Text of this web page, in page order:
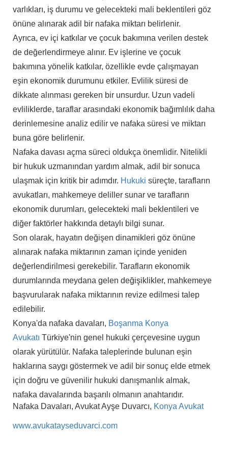
varlıkları, iş durumu ve gelecekteki mali beklentileri göz
önüne alınarak adil bir nafaka miktarı belirlenir.
Ayrıca, ev içi katkılar ve çocuk bakımına verilen destek
de değerlendirmeye alınır. Ev işlerine ve çocuk
bakımına yönelik katkılar, özellikle evde çalışmayan
eşin ekonomik durumunu etkiler. Evlilik süresi de
dikkate alınması gereken bir unsurdur. Uzun vadeli
evliliklerde, taraflar arasındaki ekonomik bağımlılık daha
derinlemesine analiz edilir ve nafaka süresi ve miktarı
buna göre belirlenir.
Nafaka davası açma süreci oldukça önemlidir. Nitelikli
bir hukuk uzmanından yardım almak, adil bir sonuca
ulaşmak için kritik bir adımdır. Hukuki süreçte, tarafların
avukatları, mahkemeye deliller sunar ve tarafların
ekonomik durumları, gelecekteki mali beklentileri ve
diğer faktörler hakkında detaylı bilgi sunar.
Son olarak, hayatın değişen dinamikleri göz önüne
alınarak nafaka miktarının zaman içinde yeniden
değerlendirilmesi gerekebilir. Tarafların ekonomik
durumlarında meydana gelen değişiklikler, mahkemeye
başvurularak nafaka miktarının revize edilmesi talep
edilebilir.
Konya'da nafaka davaları, Boşanma Konya
Avukatı Türkiye'nin genel hukuki çerçevesine uygun
olarak yürütülür. Nafaka taleplerinde bulunan eşin
haklarına saygı göstermek ve adil bir sonuç elde etmek
için doğru ve güvenilir hukuki danışmanlık almak,
nafaka davalarında başarılı olmanın anahtarıdır.
Nafaka Davaları, Avukat Ayşe Duvarcı, Konya Avukat
www.avukatayseduvarci.com